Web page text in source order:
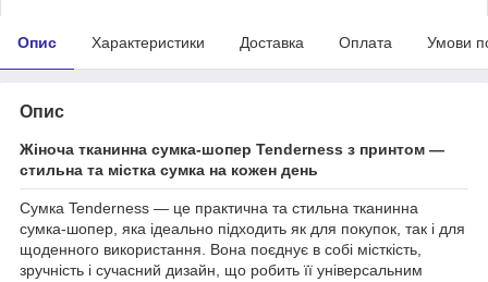
Опис Характеристики Доставка Оплата Умови
Опис
Жіноча тканинна сумка-шопер Tenderness з принтом —
стильна та містка сумка на кожен день
Сумка Tenderness — це практична та стильна тканинна
сумка-шопер, яка ідеально підходить як для покупок, так і для
щоденного використання. Вона поєднує в собі місткість,
зручність і сучасний дизайн, що робить її універсальним